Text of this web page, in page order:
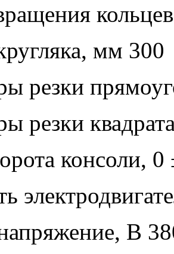
мм 300
резки
резки
консоли, 0
В